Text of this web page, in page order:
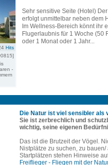
Hits
-
Sehr sensitive Seite (Hotel)
erfolgt unmittelbar neben dem
Im Wellness-Bereich könnt ihr
Flugerlaubnis für 1 Woche (50
oder 1 Monat oder 1 Jahr...
Die Natur ist viel sensibler als
Sie ist zerbrechlich und
wichtig, seine eigenen
Das ist die Brutzeit der Vögel.
Nistplätze zu suchen, zu
Startplätzen stehen Hinweise
Freiflieger - Fliegen mit der